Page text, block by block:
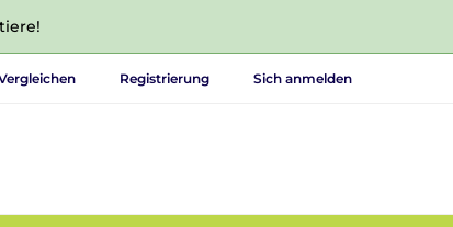
Registrierung Sich anmelden